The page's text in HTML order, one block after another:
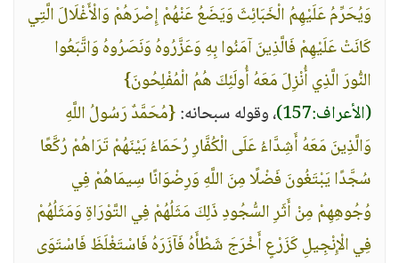
وَيُحَرِّمُ عَلَيْهِمُ الْخَبَائِثَ وَيَضَعُ عَنْهُمْ إِصْرَهُمْ وَالْأَغْلَالَ الَّتِي
كَانَتْ عَلَيْهِمْ فَالَّذِينَ آمَنُوا بِهِ وَعَزَّرُوهُ وَنَصَرُوهُ وَاتَّبَعُوا
النُّورَ الَّذِي أُنْزِلَ مَعَهُ أُولَئِكَ هُمُ الْمُفْلِحُونَ}
(الأعراف:157)
، وقوله سبحانه:{مُحَمَّدٌ رَسُولُ اللَّهِ
وَالَّذِينَ مَعَهُ أَشِدَّاءُ عَلَى الْكُفَّارِ رُحَمَاءُ بَيْنَهُمْ تَرَاهُمْ رُكَّعًا
سُجَّدًا يَبْتَغُونَ فَضْلًا مِنَ اللَّهِ وَرِضْوَانًا سِيمَاهُمْ فِي
وُجُوهِهِمْ مِنْ أَثَرِ السُّجُودِ ذَلِكَ مَثَلُهُمْ فِي التَّوْرَاةِ وَمَثَلُهُمْ
فِي الْإِنْجِيلِ كَزَرْعٍ أَخْرَجَ شَطْأَهُ فَآزَرَهُ فَاسْتَغْلَظَ فَاسْتَوَى